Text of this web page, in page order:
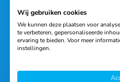
© 2026 Ortho Import &
Wij gebruiken cookies
We kunnen deze plaatsen voor
te verbeteren, gepersonaliseerde
ervaring te bieden. Voor meer
instellingen.